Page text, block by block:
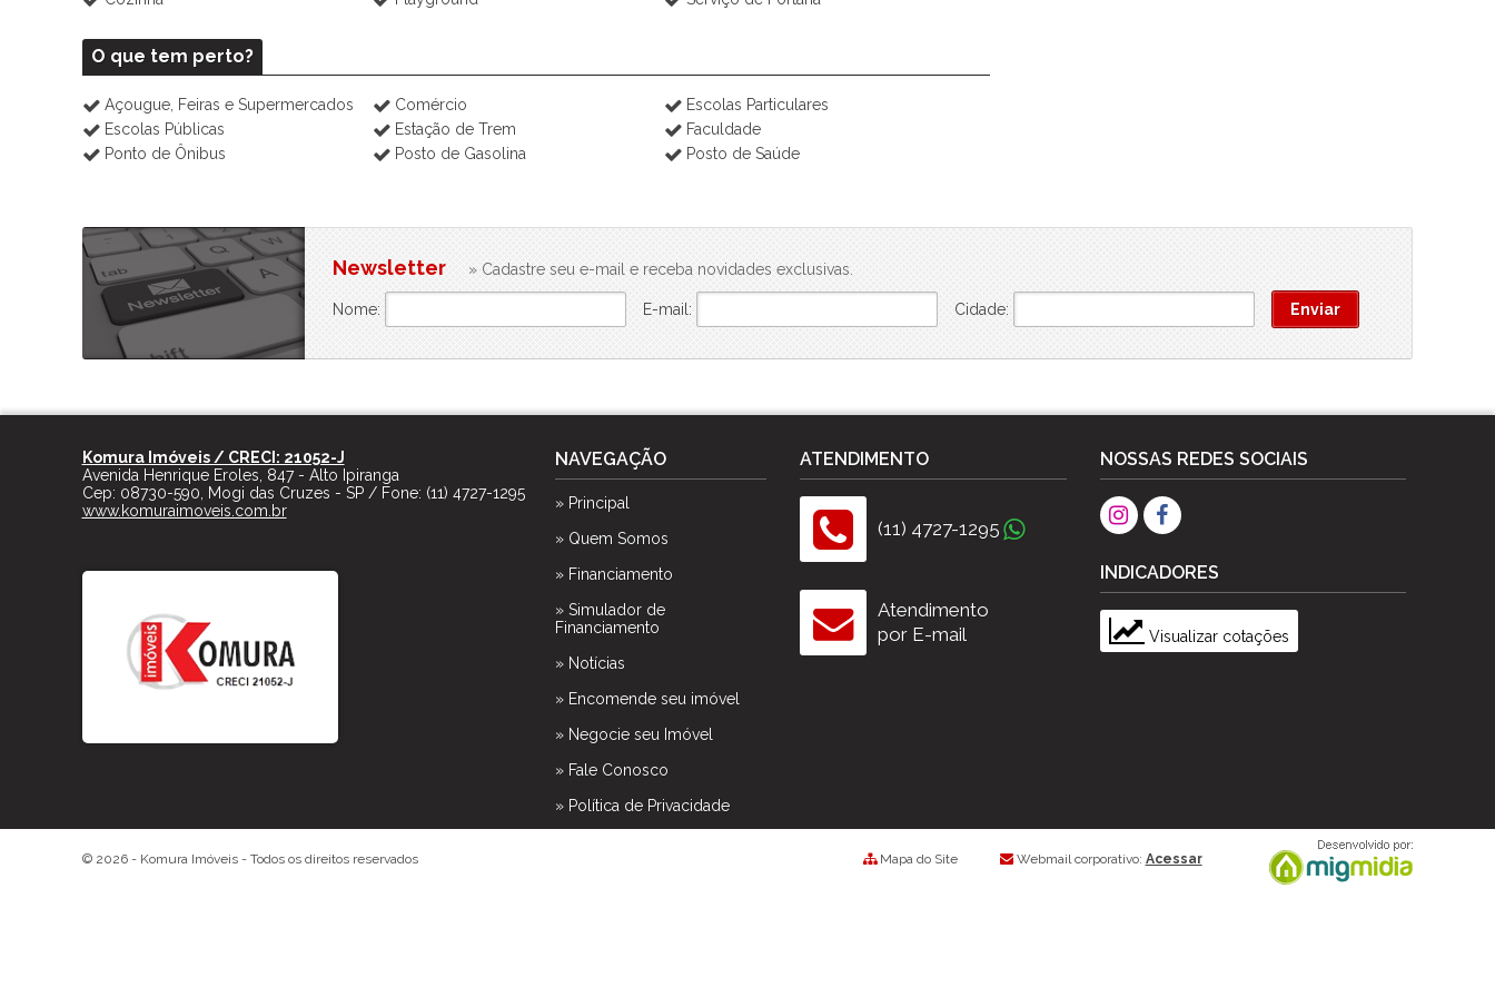
O que tem perto?
Açougue, Feiras e Supermercados Comércio
Escolas Particulares
Escolas Públicas
Estação de Trem
Faculdade
Ponto de Ônibus
Posto de Gasolina Posto de Saúde
Newsletter » Cadastre seu e-mail e receba novidades exclusivas.
Nome: E-mail: Cidade:
Komura Imóveis / CRECI: 21052-J
Avenida Henrique Eroles, 847 - Alto Ipiranga
Cep: 08730-590 Mogi das Cruzes - SP/ Fone: (11) 4727-1295
www.komuraimoveis.com.br
NAVEGAÇÃO
» Principal
» Quem Somos
» Financiamento
» Simulador de
Financiamento
» Notícias
» Encomende seu imóvel
» Negocie seu Imóvel
» Fale Conosco
» Política de Privacidade
ATENDIMENTO
(11) 4727-1295
Atendimento
por E-mail
NOSSAS REDES SOCIAIS
INDICADORES
Visualizar cotações
© 2026 - Komura Imóveis- Todos os direitos reservados Mapa do Site Webmail corporativo: Acessar